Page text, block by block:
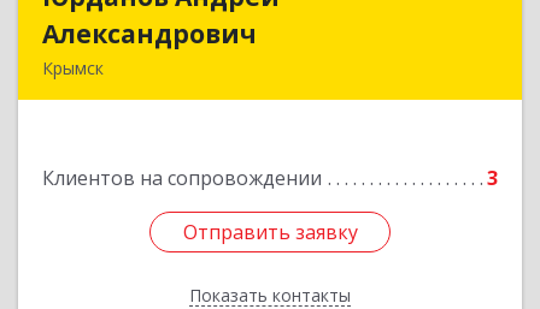
Александрович
Крымск
Клиентов на сопровождении 3
Отправить заявку
Показать контакты
Подробнее
Отправить заявку
Назад